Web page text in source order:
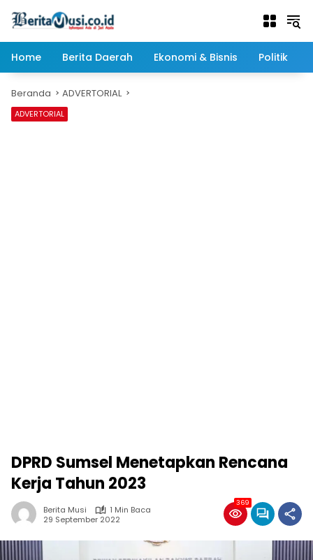
Home
Berita Daerah Ekonomi & Bisnis Politik
Beranda ADVERTORIAL
ADVERTORIAL
DPRD Sumsel Menetapkan Rencana
Kerja Tahun 2023
Berita Musi
1 Min Baca
29 September 2022
369